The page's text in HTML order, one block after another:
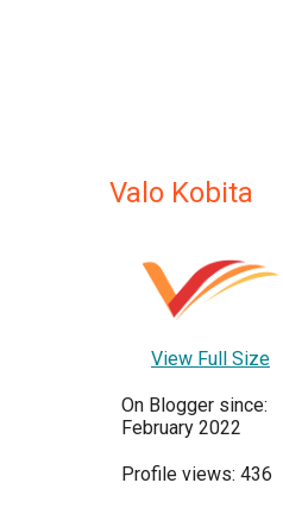
Valo Kobita
View Full Size
On Blogger since:
February 2022
Profile views: 436